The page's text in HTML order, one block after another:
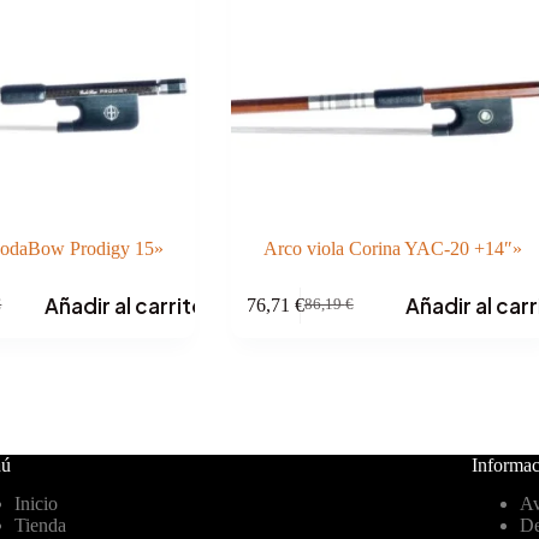
Prodigy 15»
Añadir al carrito
Arco viola Corina YAC-20 +14″»
86,19€
El
76,71 €El
Añadir al
Inicio
Tienda